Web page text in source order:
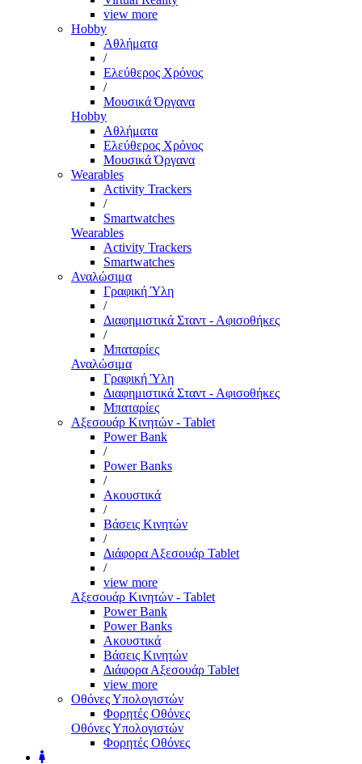
view more
Hobby
Αθλήματα
/
Ελεύθερος Χρόνος
/
Μουσικά Όργανα
Hobby
Αθλήματα
Ελεύθερος Χρόνος
Μουσικά Όργανα
Wearables
Activity Trackers
/
Smartwatches
Wearables
Activity Trackers
Smartwatches
Αναλώσιμα
Γραφική Ύλη
/
Διαφημιστικά Σταντ - Αφισοθήκες
/
Μπαταρίες
Αναλώσιμα
Γραφική Ύλη
Διαφημιστικά Σταντ - Αφισοθήκες
Μπαταρίες
Αξεσουάρ Κινητών - Tablet
Power Bank
/
Power Banks
/
Ακουστικά
/
Βάσεις Κινητών
/
Διάφορα Αξεσουάρ Tablet
/
view more
Αξεσουάρ Κινητών - Tablet
Power Bank
Power Banks
Ακουστικά
Βάσεις Κινητών
Διάφορα Αξεσουάρ Tablet
view more
Οθόνες Υπολογιστών
Φορητές Οθόνες
Οθόνες Υπολογιστών
Φορητές Οθόνες